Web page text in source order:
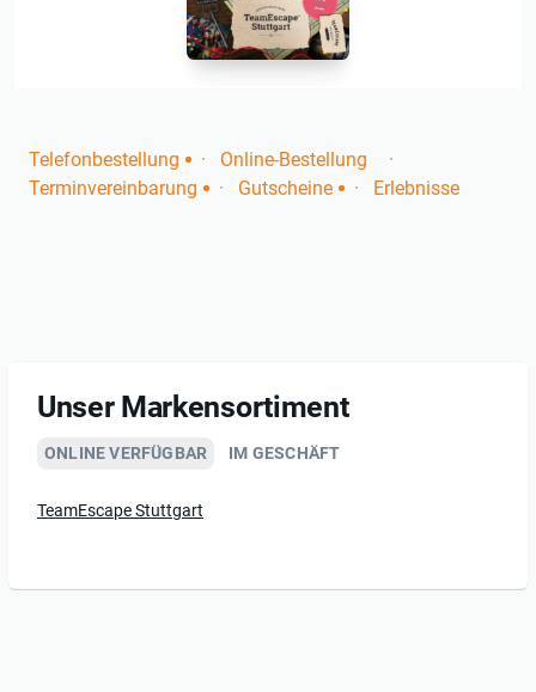
Telefonbestellung
Online-Bestellung
Terminvereinbarung
Gutscheine Erlebnisse
Unser Markensortiment
ONLINE VERFÜGBAR IM GESCHÄFT
TeamEscape Stuttgart